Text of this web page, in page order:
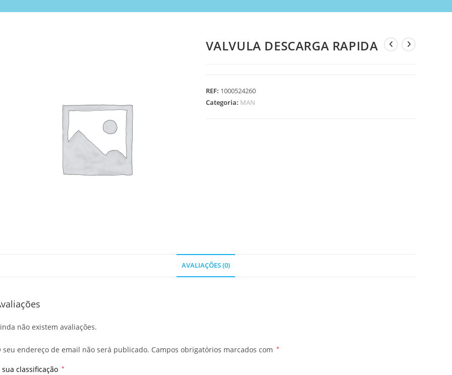
VALVULA DESCARGA RAPIDA
REF: 1000524260
Categoria: MAN
AVALIAÇÕES (0)
não existem avaliações.
seu endereço de email não será publicado. Campos obrigatórios marcados com *
sua classificação *